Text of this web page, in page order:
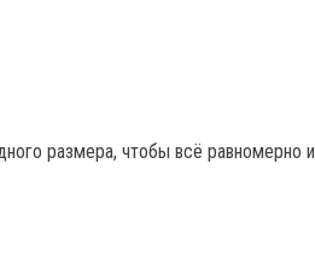
размера, чтобы всё равномерно и